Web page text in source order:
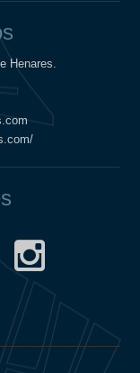
Henares.